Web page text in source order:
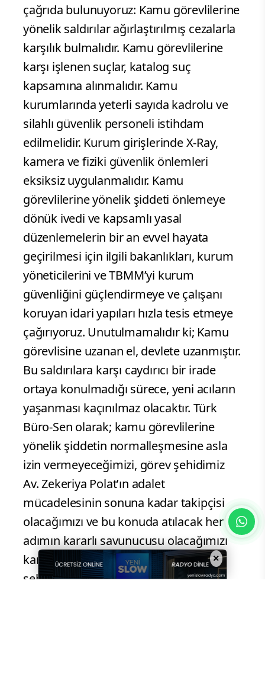
çağrıda bulunuyoruz: Kamu görevlilerine
yönelik saldırılar ağırlaştırılmış cezalarla
karşılık bulmalıdır. Kamu görevlilerine
karşı işlenen suçlar, katalog suç
kapsamına alınmalıdır. Kamu
kurumlarında yeterli sayıda kadrolu ve
silahlı güvenlik personeli istihdam
edilmelidir. Kurum girişlerinde X-Ray,
kamera ve fiziki güvenlik önlemleri
eksiksiz uygulanmalıdır. Kamu
görevlilerine yönelik şiddeti önlemeye
dönük ivedi ve kapsamlı yasal
düzenlemelerin bir an evvel hayata
geçirilmesi için ilgili bakanlıkları, kurum
yöneticilerini ve TBMM’yi kurum
güvenliğini güçlendirmeye ve çalışanı
koruyan idari yapıları hızla tesis etmeye
çağırıyoruz. Unutulmamalıdır ki; Kamu
görevlisine uzanan el, devlete uzanmıştır.
Bu saldırılara karşı caydırıcı bir irade
ortaya konulmadığı sürece, yeni acıların
yaşanması kaçınılmaz olacaktır. Türk
Büro-Sen olarak; kamu görevlilerine
yönelik şiddetin normalleşmesine asla
izin vermeyeceğimizi, görev şehidimiz
Av. Zekeriya Polat’ın adalet
mücadelesinin sonuna kadar takipçisi
olacağımızı ve bu konuda atılacak her
adımın kararlı savunucusu olacağımızı
kamuoyuna ilan ediyoruz. Görev
şehidimiz Av. Zekeriya Polat’a Allah’tan
×